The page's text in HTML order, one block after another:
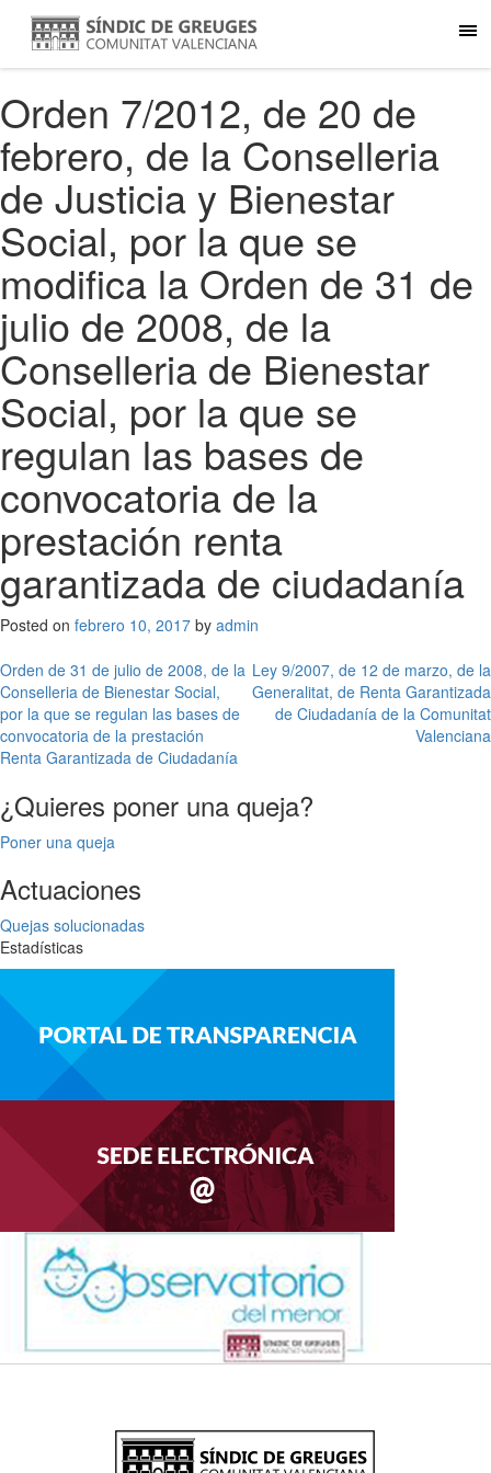
Orden 7/2012, de 20 de
febrero, de la Conselleria
de Justicia y Bienestar
Social, por la que se
modifica la Orden de 31 de
julio de 2008, de la
Conselleria de Bienestar
Social, por la que se
regulan las bases de
convocatoria de la
prestación renta
garantizada de ciudadanía
Posted on febrero 10, 2017 by admin
Navegación
de
entradas
Orden de 31 de julio de 2008, de la
Conselleria de Bienestar Social,
por la que se regulan las bases de
convocatoria de la prestación
Renta Garantizada de Ciudadanía
Ley 9/2007, de 12 de marzo, de la
Generalitat, de Renta Garantizada
de Ciudadanía de la Comunitat
Valenciana
¿Quieres poner una queja?
Poner una queja
Actuaciones
Quejas solucionadas
Estadísticas